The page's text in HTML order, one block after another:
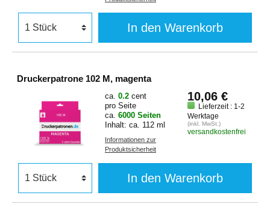
In den Warenkorb
Druckerpatrone 102 M, magenta
ca. 0.2 cent
pro Seite
ca. 6000 Seiten
Inhalt: ca. 112 ml
Informationen zur
Produktsicherheit
10,06 €
Lieferzeit : 1-2
Werktage
(inkl. MwSt.)
versandkostenfrei
In den Warenkorb